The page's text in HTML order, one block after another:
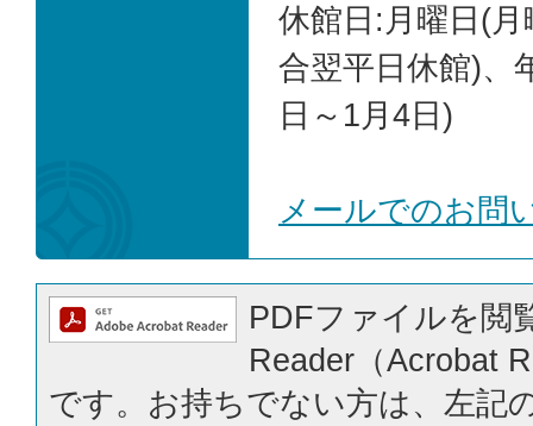
休館日:月曜日(
合翌平日休館)、
日～1月4日)
メールでのお問
PDFファイルを閲
Reader（Acrobat
です。お持ちでない方は、左記